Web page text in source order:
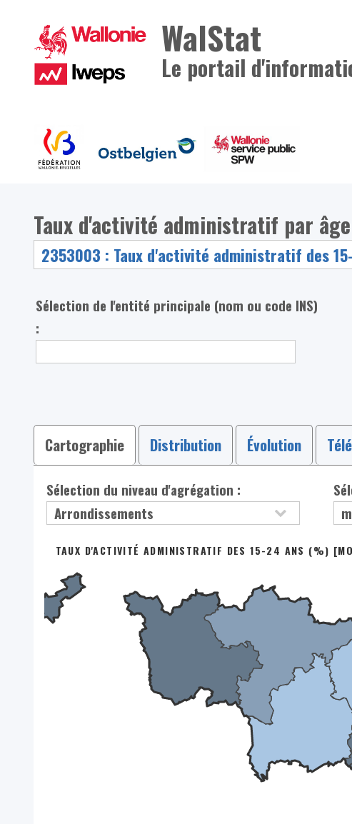
WalStat
Le portail
Taux d'activité administratif par
Sélection de l'entité principale (nom ou code INS)
:
Cartographie Distribution Évolution
Sélection du niveau d'agrégation :
TAUX D'ACTIVITÉ ADMINISTRATIF DES 15-24 ANS (%)